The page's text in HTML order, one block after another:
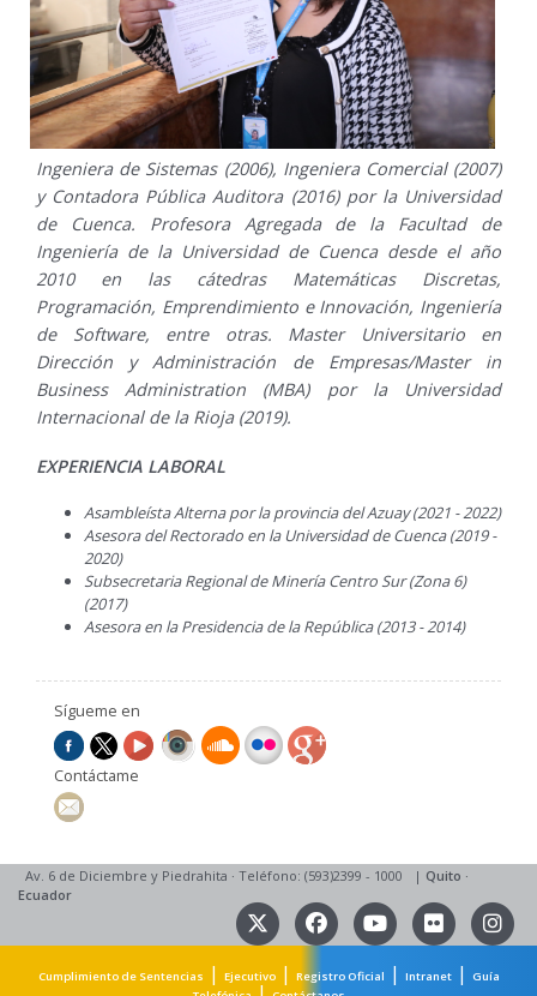
Ingeniera de Sistemas (2006), Ingeniera Comercial (2007)
y Contadora Pública Auditora (2016) por la Universidad
de Cuenca. Profesora Agregada de la Facultad de
Ingeniería de la Universidad de Cuenca desde el año
2010 en las cátedras Matemáticas Discretas,
Programación, Emprendimiento e Innovación, Ingeniería
de Software, entre otras. Master Universitario en
Dirección y Administración de Empresas/Master in
Business Administration (MBA) por la Universidad
Internacional de la Rioja (2019).
EXPERIENCIA LABORAL
Asambleísta Alterna por la provincia del Azuay (2021 - 2022)
Asesora del Rectorado en la Universidad de Cuenca (2019 -
2020)
Subsecretaria Regional de Minería Centro Sur (Zona 6)
(2017)
Asesora en la Presidencia de la República (2013 - 2014)
Sígueme en
Contáctame
Av. 6 de Diciembre y Piedrahita · Teléfono: (593)2399 - 1000 | Quito ·
Ecuador
Cumplimiento de Sentencias | Ejecutivo| Registro Oficial | Intranet|
Guía